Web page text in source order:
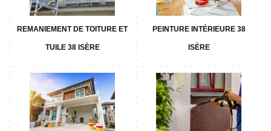
REMANIEMENT DE TOITURE ET
TUILE 38 ISÈRE
PEINTURE INTÉRIEURE 38
ISÈRE